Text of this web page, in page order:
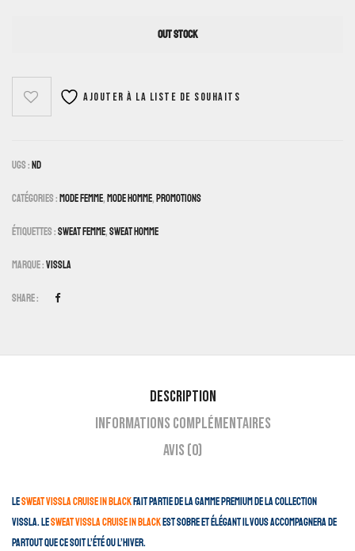
OUT STOCK
Ajouter à la liste de souhaits
UGS : ND
Catégories : Mode Femme, Mode Homme, Promotions
Étiquettes :Sweat Femme,Sweat Homme
Marque :Vissla
Share :
Description
Informations complémentaires
Avis (0)
LeSweat Vissla Cruise In Black fait partie de la gamme premium de la collection
Vissla. LeSweat Vissla Cruise In Black est sobre et élégant il vous accompagnera de
partout que ce soit l’été ou l’hiver.